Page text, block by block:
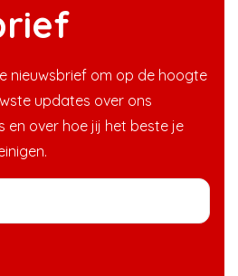
nieuwsbrief om op de hoogte
updates over ons
en over hoe jij het beste je